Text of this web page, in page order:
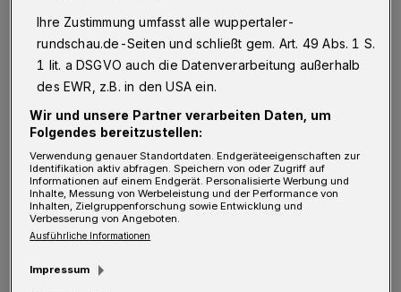
darf. Daneben stehen selbst gebackene
Muffins.
Pfarrerin Claudia Andrews sitzt mit ihrem
Laptop am Esstisch vor der Küchenzeile und
sieht ihre Mails durch. Gerade jetzt geschieht
es häufiger, dass Studierende sie um ein
Gespräch bitten. Einige schreiben per Mail,
andere kommen dafür vorbei und wieder
andere reden sich spontan ihren Kummer von
Ihre Zustimmung umfasst alle wuppertaler-
rundschau.de-Seiten und schließt gem. Art. 49 Abs. 1 S.
1 lit. a DSGVO auch die Datenverarbeitung außerhalb
des EWR, z.B. in den USA ein.
Wir und unsere Partner verarbeiten Daten, um
Folgendes bereitzustellen:
Verwendung genauer Standortdaten. Endgeräteeigenschaften zur
Identifikation aktiv abfragen. Speichern von oder Zugriff auf
Informationen auf einem Endgerät. Personalisierte Werbung und
Inhalte, Messung von Werbeleistung und der Performance von
Inhalten, Zielgruppenforschung sowie Entwicklung und
Verbesserung von Angeboten.
Ausführliche Informationen
Impressum